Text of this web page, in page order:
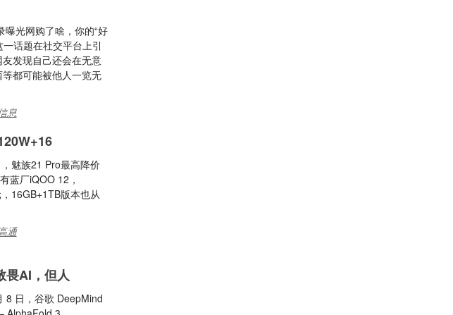
光网购了啥，你的“好
话题在社交平台上引
发现自己还会在无意
都可能被他人一览无
息
魅族21 Pro最高降价
蓝厂iQOO 12，
16GB+1TB版本也从
通
畏AI，但人
8 日，谷歌 DeepMind